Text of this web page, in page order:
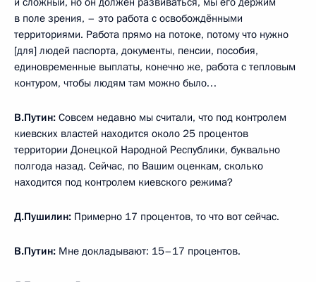
в поле зрения, – это работа с освобождёнными
территориями. Работа прямо на потоке, потому что нужно
[для] людей паспорта, документы, пенсии, пособия,
единовременные выплаты, конечно же, работа с тепловым
контуром, чтобы людям там можно было…
В.Путин: Совсем недавно мы считали, что под контролем
киевских властей находится около 25 процентов
территории Донецкой Народной Республики, буквально
полгода назад. Сейчас, по Вашим оценкам, сколько
находится под контролем киевского режима?
Д.Пушилин: Примерно 17 процентов, то что вот сейчас.
В.Путин: Мне докладывают: 15–17 процентов.